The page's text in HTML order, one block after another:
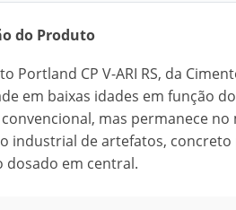
do Produto
Portland CP V-ARI RS, da
em baixas idades em função
mas permanece
industrial de artefatos,
dosado em central.